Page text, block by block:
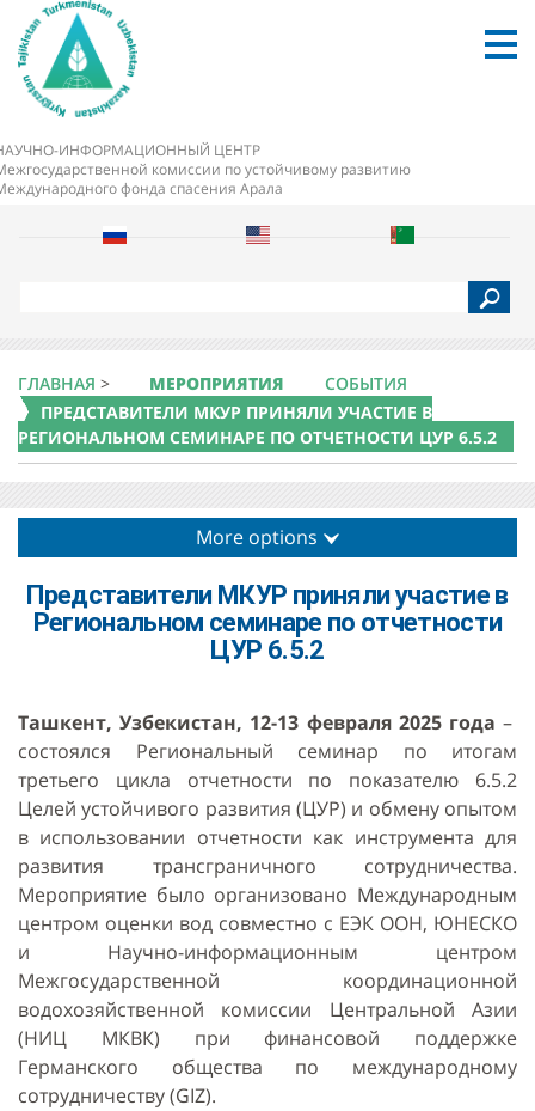
ИНФОРМАЦИОННЫЙ ЦЕНТР
комиссии по устойчивому развитию
фонда спасения Арала
r
h
ГЛАВНАЯ > МЕРОПРИЯТИЯ
СОБЫТИЯ
ПРЕДСТАВИТЕЛИ МКУР ПРИНЯЛИ УЧАСТИЕ В
РЕГИОНАЛЬНОМ СЕМИНАРЕ ПО ОТЧЕТНОСТИ ЦУР 6.5.2
More options
Представители МКУР приняли участие в
Региональном семинаре по отчетности
ЦУР 6.5.2
Ташкент, Узбекистан, 12-13 февраля 2025 года –
состоялся Региональный семинар по итогам
третьего цикла отчетности по показателю 6.5.2
Целей устойчивого развития (ЦУР) и обмену опытом
в использовании отчетности как инструмента для
развития трансграничного сотрудничества.
Мероприятие было организовано Международным
центром оценки вод совместно с ЕЭК ООН, ЮНЕСКО
и Научно-информационным центром
Межгосударственной координационной
водохозяйственной комиссии Центральной Азии
(НИЦ МКВК) при финансовой поддержке
Германского общества по международному
сотрудничеству (GIZ).